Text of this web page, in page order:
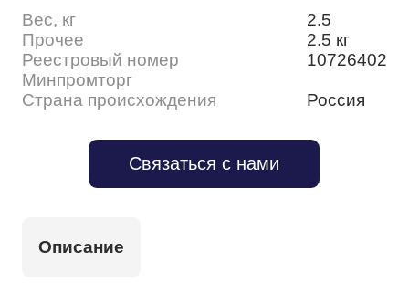
Вес, кг
2.5
Прочее
2.5 кг
Реестровый номер
Минпромторг
10726402
Страна происхождения Россия
Связаться с нами
Описание